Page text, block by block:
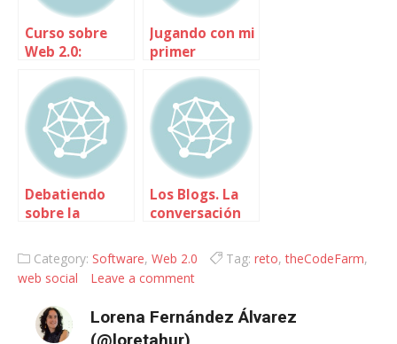
Curso sobre
Web 2.0:
Jugando con mi
primer
Debatiendo
sobre la
digital
Los Blogs. La
conversación
Category: Software, Web 2.0 Tag: reto,theCodeFarm,
web social
Leave a comment
Lorena Fernández Álvarez